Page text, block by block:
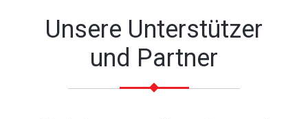
Unsere Unterstützer
und Partner